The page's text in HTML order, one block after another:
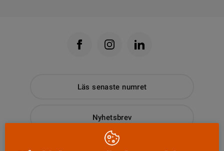
Läs senaste numret
Nyhetsbrev
Tipsa oss!